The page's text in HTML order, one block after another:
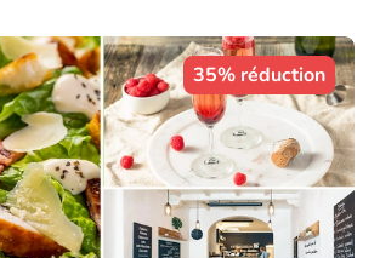
35% réduction